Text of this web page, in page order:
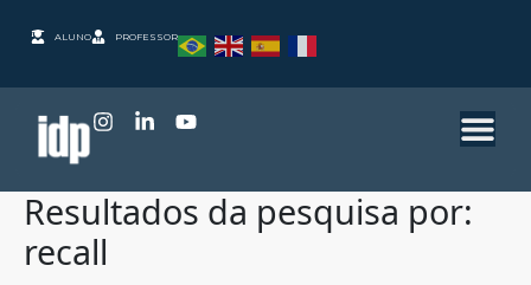
ALUNO PROFESSOR
Resultados da pesquisa por:
recall